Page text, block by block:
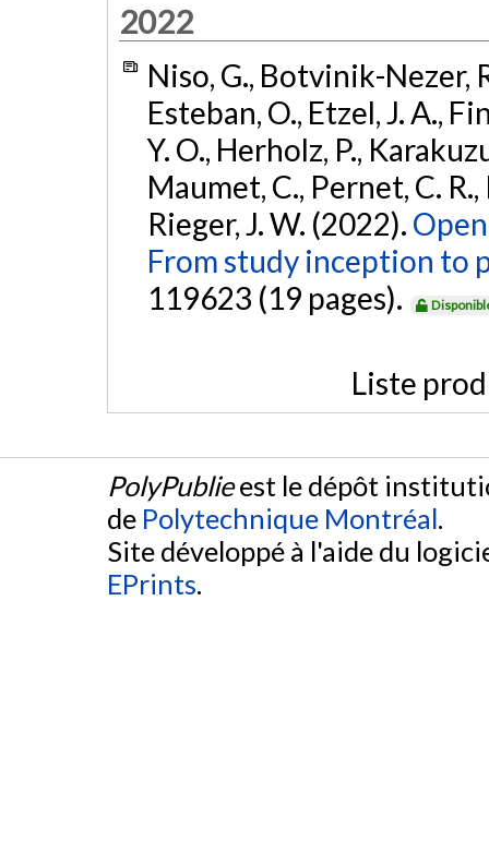
2022
Niso, G., Botvinik-Nezer,
Esteban, O., Etzel, J. A.,
Y. O., Herholz, P.,
Maumet, C., Pernet, C.
Rieger, J. W. (2022).
From study inception to
119623 (19 pages).
Liste
PolyPublieest le dépôt
de Polytechnique Montréal.
Site développé à l'aide du
EPrints.